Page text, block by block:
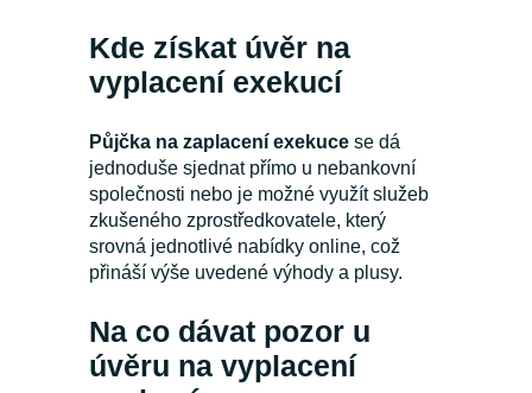
Kde získat úvěr na
vyplacení exekucí
Půjčka na zaplacení exekuce se dá
jednoduše sjednat přímo u nebankovní
společnosti nebo je možné využít služeb
zkušeného zprostředkovatele, který
srovná jednotlivé nabídky online, což
přináší výše uvedené výhody a plusy.
Na co dávat pozor u
úvěru na vyplacení